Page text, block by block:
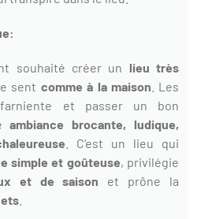
souhaité créer un lieu très
sent comme à la maison . Les
et passer un bon
ambiance brocante, ludique,
. C’est un lieu qui
simple et goûteuse, privilégie
et de saison et prône la
.